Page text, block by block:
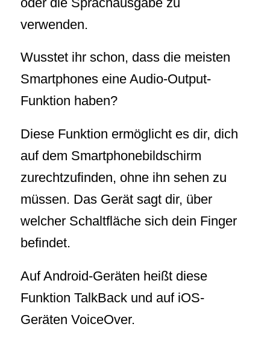
verwenden.
Wusstet ihr schon, dass die meisten
Smartphones eine Audio-Output-
Funktion haben?
Diese Funktion ermöglicht es dir, dich
auf dem Smartphonebildschirm
zurechtzufinden, ohne ihn sehen zu
müssen. Das Gerät sagt dir, über
welcher Schaltfläche sich dein Finger
befindet.
Auf Android-Geräten heißt diese
Funktion TalkBack und auf iOS-
Geräten VoiceOver.